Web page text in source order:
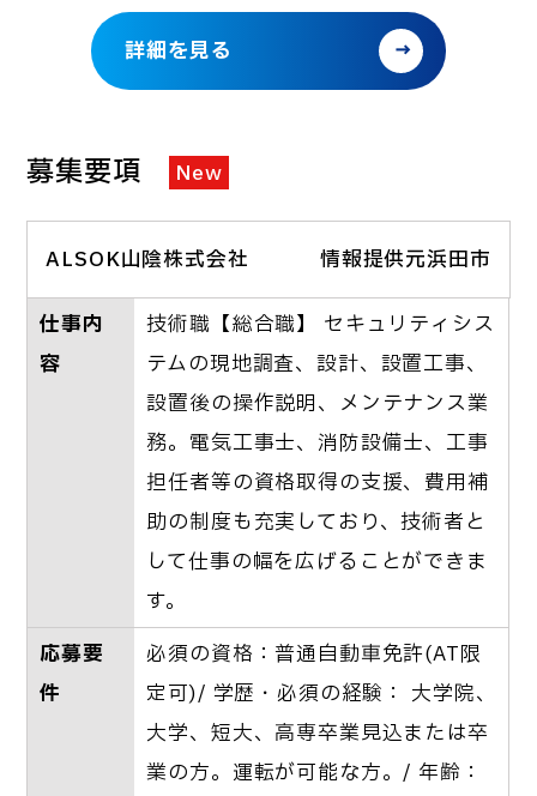
詳細を見る
募集要項 New
ALSOK山陰株式会社 情報提供元浜田市
仕事内
容
技術職【総合職】 セキュリティシス
テムの現地調査、設計、設置工事、
設置後の操作説明、メンテナンス業
務。電気工事士、消防設備士、工事
担任者等の資格取得の支援、費用補
助の制度も充実しており、技術者と
して仕事の幅を広げることができま
す。
応募要
件
必須の資格：普通自動車免許(AT限
定可)/ 学歴・必須の経験： 大学院、
大学、短大、高専卒業見込または卒
業の方。運転が可能な方。/ 年齢：